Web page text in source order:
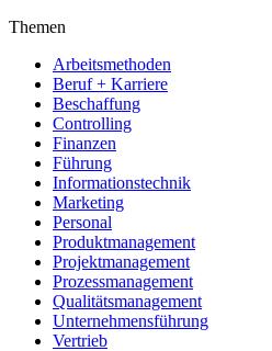
Themen
Arbeitsmethoden
Beruf + Karriere
Beschaffung
Controlling
Finanzen
Führung
Informationstechnik
Marketing
Personal
Produktmanagement
Projektmanagement
Prozessmanagement
Qualitätsmanagement
Unternehmensführung
Vertrieb